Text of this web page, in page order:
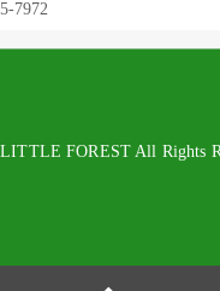
7972
FOREST All Rights